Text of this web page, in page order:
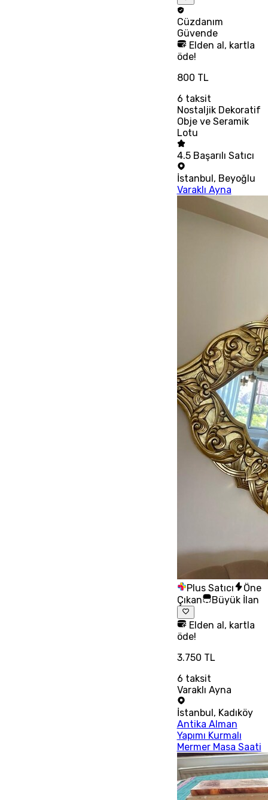
Cüzdanım
Güvende
Elden al, kartla
öde!
800 TL
6 taksit
Nostaljik Dekoratif
Obje ve Seramik
Lotu
4.5 Başarılı Satıcı
İstanbul, Beyoğlu
Varaklı Ayna
Plus Satıcı
Öne
Çıkan
Büyük İlan
Elden al, kartla
öde!
3.750 TL
6 taksit
Varaklı Ayna
İstanbul , Kadıköy
Antika Alman
Yapımı Kurmalı
Mermer Masa Saati